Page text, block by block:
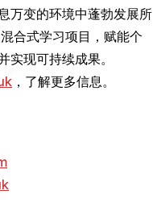
万变的环境中蓬勃发展所
合式学习项目，赋能个
实现可持续成果。
，了解更多信息。